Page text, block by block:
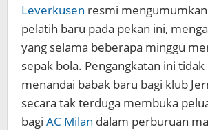
Tanpa
Bersaing
Leverkusen resmi
pelatih baru pada pekan ini,
yang selama beberapa minggu
sepak bola. Pengangkatan ini tidak
menandai babak baru bagi klub
secara tak terduga membuka
bagi AC Milan dalam perburuan